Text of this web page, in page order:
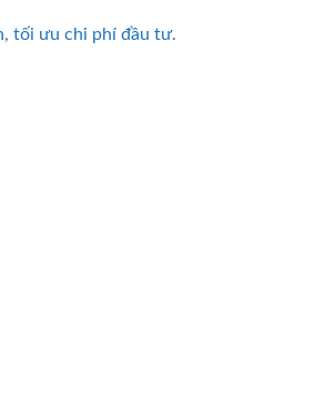
tối ưu chi phí đầu tư.